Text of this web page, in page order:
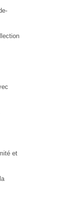
et